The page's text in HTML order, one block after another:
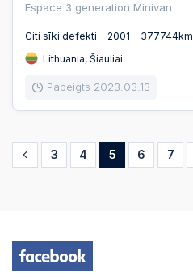
Espace 3 generation Minivan
Citi sīki defekti 2001 377744km
Lithuania, Šiauliai
Pabeigts 2023.03.13
3 4 5 6 7